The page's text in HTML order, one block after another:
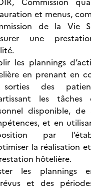
et menus,
de la Vie
une
les plannings
en prenant en
des
les
disponible,
et en
par
la réalisation
hôtelière.
les plannings
et des